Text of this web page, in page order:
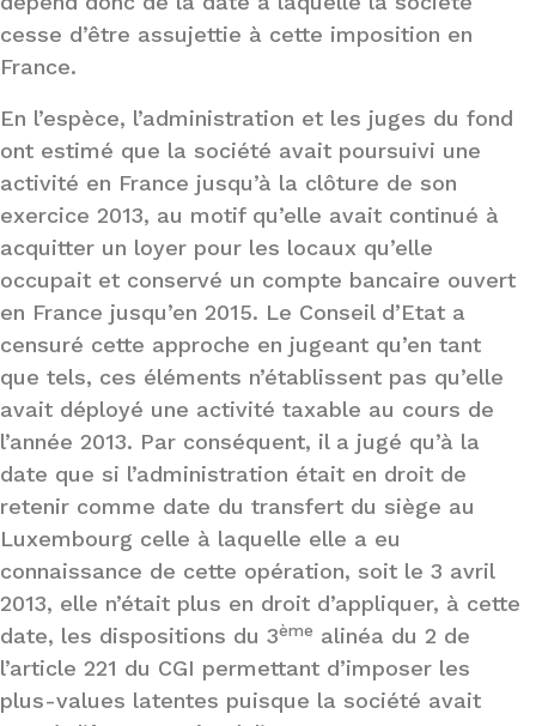
cesse d’être assujettie à cette imposition en
France.
En l’espèce, l’administration et les juges du fond
ont estimé que la société avait poursuivi une
activité en France jusqu’à la clôture de son
exercice 2013, au motif qu’elle avait continué à
acquitter un loyer pour les locaux qu’elle
occupait et conservé un compte bancaire ouvert
en France jusqu’en 2015. Le Conseil d’Etat a
censuré cette approche en jugeant qu’en tant
que tels, ces éléments n’établissent pas qu’elle
avait déployé une activité taxable au cours de
l’année 2013. Par conséquent, il a jugé qu’à la
date que si l’administration était en droit de
retenir comme date du transfert du siège au
Luxembourg celle à laquelle elle a eu
connaissance de cette opération, soit le 3 avril
2013, elle n’était plus en droit d’appliquer, à cette
date, les dispositions du 3ème alinéa du 2 de
l’article 221 du CGI permettant d’imposer les
plus-values latentes puisque la société avait